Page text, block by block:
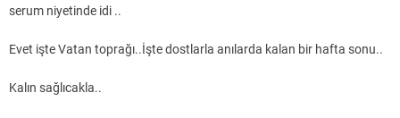
serum niyetinde idi ..
Evet işte Vatan toprağı..İşte dostlarla anılarda kalan bir hafta sonu..
Kalın sağlıcakla..